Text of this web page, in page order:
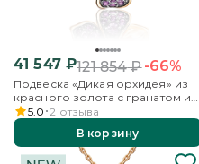
41 547₽121 854₽-66%
Подвеска «Дикая орхидея» из
красного золота с гранатом и
аметистами
5.0 2 отзыва
В корзину